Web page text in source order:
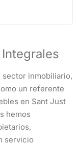
sector inmobiliario,
un referente
en Sant Just
hemos
servicio